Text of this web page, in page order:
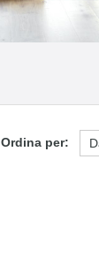
Ordina per: